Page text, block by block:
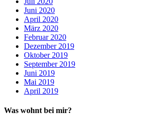
Juni 2020
April 2020
März 2020
Februar 2020
Dezember 2019
Oktober 2019
September 2019
Juni 2019
Mai 2019
April 2019
Was wohnt bei mir?